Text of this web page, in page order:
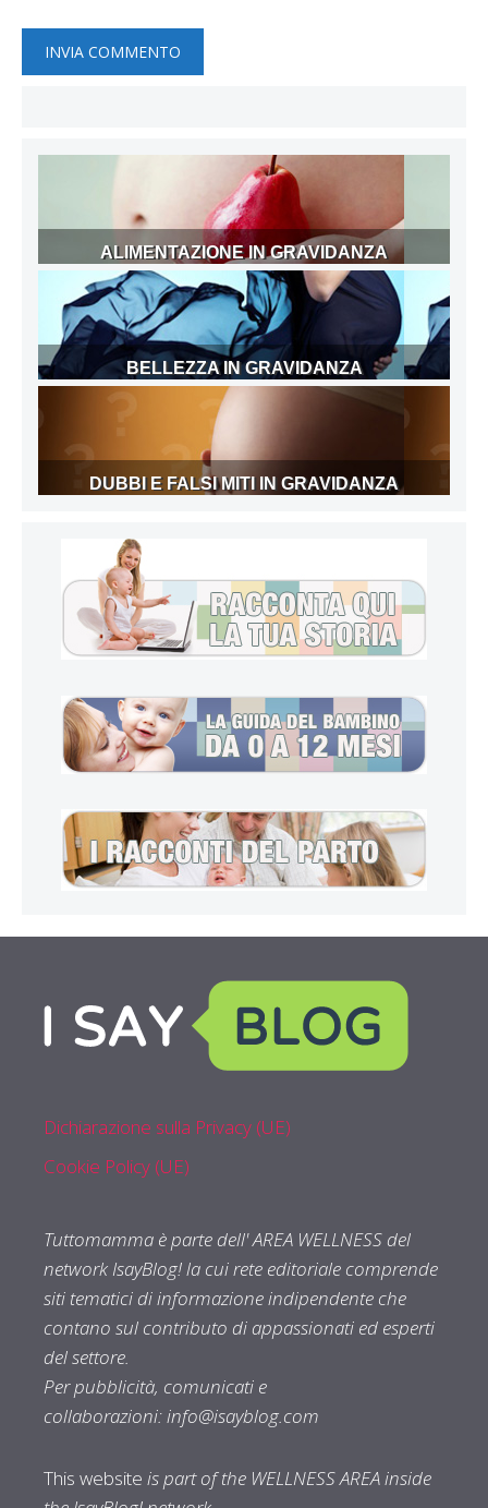
ALIMENTAZIONE IN GRAVIDANZA
BELLEZZA IN GRAVIDANZA
DUBBI E FALSI MITI IN GRAVIDANZA
Dichiarazione sulla Privacy (UE)
Cookie Policy (UE)
Tuttomamma è parte dell' AREA WELLNESS del
network IsayBlog! la cui rete editoriale comprende
siti tematici di informazione indipendente che
contano sul contributo di appassionati ed esperti
del settore.
Per pubblicità, comunicati e
collaborazioni:info@isayblog.com
This website is part of the WELLNESS AREA inside